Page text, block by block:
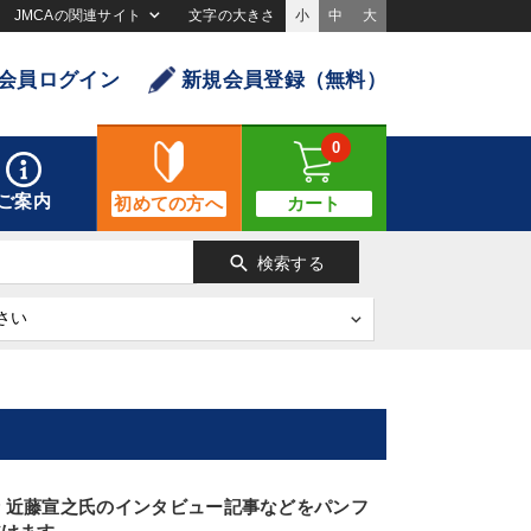
JMCAの関連サイト 文字の大きさ 小 中 大
員ログイン 新規会員登録（無料）
案内 初めての方へ カート
0
search 検索する
藤宣之氏のインタビュー記事などをパンフ